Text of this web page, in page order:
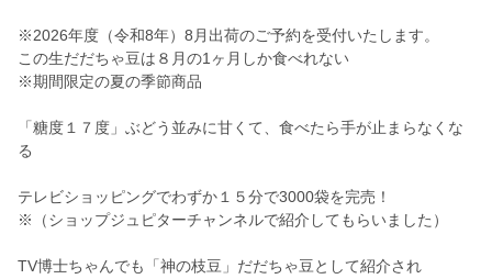
※2026年度（令和8年）8月出荷のご予約を受付いたします。
この生だだちゃ豆は８月の1ヶ月しか食べれない
※期間限定の夏の季節商品
「糖度１７度」ぶどう並みに甘くて、食べたら手が止まらなくな
る
テレビショッピングでわずか１５分で3000袋を完売！
※（ショップジュピターチャンネルで紹介してもらいました）
TV博士ちゃんでも「神の枝豆」だだちゃ豆として紹介され